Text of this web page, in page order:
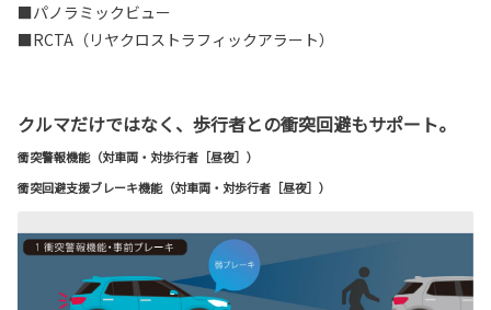
■パノラミックビュー
■RCTA（リヤクロストラフィックアラート）
クルマだけではなく、歩行者との衝突回避もサポート。
衝突警報機能（対車両・対歩行者［昼夜］）
衝突回避支援ブレーキ機能（対車両・対歩行者［昼夜］）